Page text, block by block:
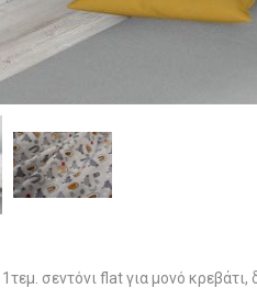
1τεμ. σεντόνι flat για μονό